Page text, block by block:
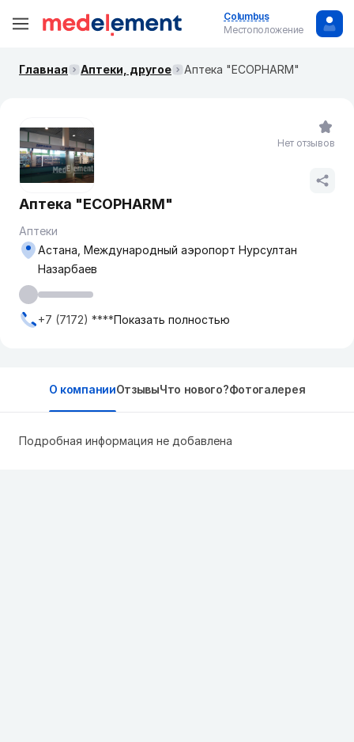
Columbus
Местоположение
Главная Аптеки, другое Аптека "ECOPHARM"
Аптека "ECOPHARM"
Аптеки
Астана, Международный аэропорт Нурсултан
Назарбаев
+7 (7172) ****Показать полностью
Нет отзывов
О компанииОтзывыЧто нового?Фотогалерея
Подробная информация не добавлена